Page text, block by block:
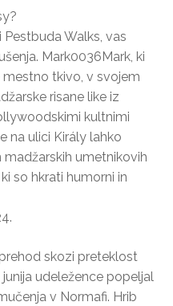
Pestbuda Walks, vas
Mark0036Mark, ki
tkivo, v svojem
risane like iz
kultnimi
na ulici Király lahko
umetnikovih
so hkrati humorni in
skozi preteklost
udeležence popeljal
v Normafi. Hrib